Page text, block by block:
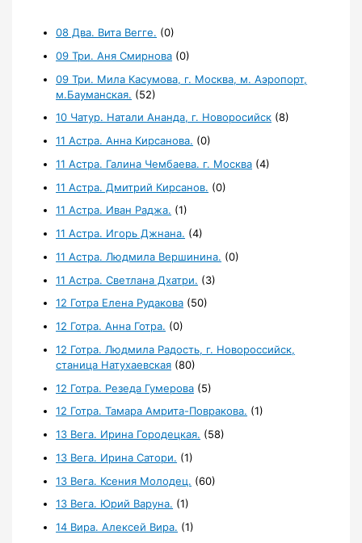
08 Два. Вита Вегге. (0)
09 Три. Аня Смирнова (0)
09 Три. Мила Касумова, г. Москва, м. Аэропорт,
м.Бауманская. (52)
10 Чатур. Натали Ананда, г. Новоросийск (8)
11 Астра. Анна Кирсанова. (0)
11 Астра. Галина Чембаева. г. Москва (4)
11 Астра. Дмитрий Кирсанов. (0)
11 Астра. Иван Раджа. (1)
11 Астра. Игорь Джнана. (4)
11 Астра. Людмила Вершинина. (0)
11 Астра. Светлана Дхатри. (3)
12 Готра Елена Рудакова (50)
12 Готра. Анна Готра. (0)
12 Готра. Людмила Радость, г. Новороссийск,
станица Натухаевская (80)
12 Готра. Резеда Гумерова (5)
12 Готра. Тамара Амрита-Повракова. (1)
13 Вега. Ирина Городецкая. (58)
13 Вега. Ирина Сатори. (1)
13 Вега. Ксения Молодец. (60)
13 Вега. Юрий Варуна. (1)
14 Вира. Алексей Вира. (1)